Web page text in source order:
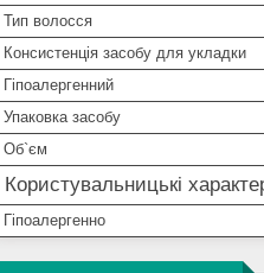
Тип волосся
Консистенція засобу для укладки
Гіпоалергенний
Упаковка засобу
Об`єм
Користувальницькі
Гіпоалергенно